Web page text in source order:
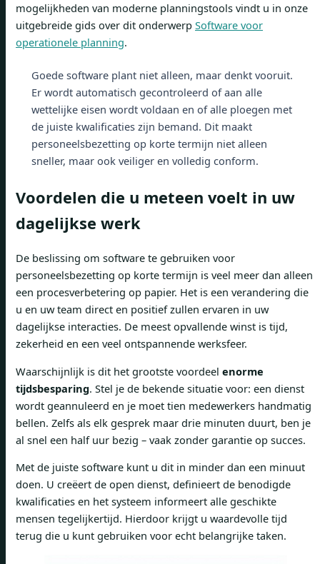
mogelijkheden van moderne planningstools vindt u in onze
uitgebreide gids over dit onderwerp Software voor
operationele planning.
Goede software plant niet alleen, maar denkt vooruit.
Er wordt automatisch gecontroleerd of aan alle
wettelijke eisen wordt voldaan en of alle ploegen met
de juiste kwalificaties zijn bemand. Dit maakt
personeelsbezetting op korte termijn niet alleen
sneller, maar ook veiliger en volledig conform.
Voordelen die u meteen voelt in uw
dagelijkse werk
De beslissing om software te gebruiken voor
personeelsbezetting op korte termijn is veel meer dan alleen
een procesverbetering op papier. Het is een verandering die
u en uw team direct en positief zullen ervaren in uw
dagelijkse interacties. De meest opvallende winst is tijd,
zekerheid en een veel ontspannende werksfeer.
Waarschijnlijk is dit het grootste voordeel enorme
tijdsbesparing. Stel je de bekende situatie voor: een dienst
wordt geannuleerd en je moet tien medewerkers handmatig
bellen. Zelfs als elk gesprek maar drie minuten duurt, ben je
al snel een half uur bezig – vaak zonder garantie op succes.
Met de juiste software kunt u dit in minder dan een minuut
doen. U creëert de open dienst, definieert de benodigde
kwalificaties en het systeem informeert alle geschikte
mensen tegelijkertijd. Hierdoor krijgt u waardevolle tijd
terug die u kunt gebruiken voor echt belangrijke taken.